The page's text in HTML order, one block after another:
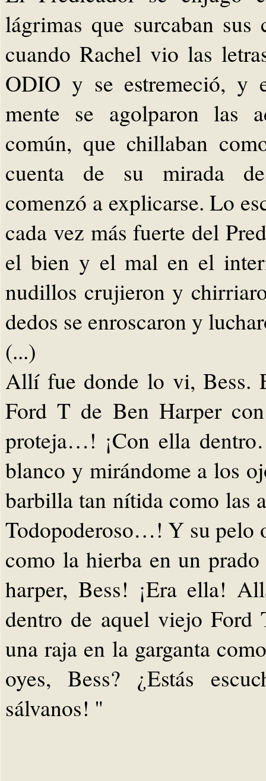
lágrimas que surcaban
cuando Rachel vio las
ODIO y se estremeció, y
mente se agolparon las
común, que chillaban
cuenta de su mirada
comenzó a explicarse. Lo
cada vez más fuerte del
el bien y el mal en el
nudillos crujieron y
dedos se enroscaron y
(...)
Allí fue donde lo vi, Bess.
Ford T de Ben Harper
proteja…! ¡Con ella
blanco y mirándome a los
barbilla tan nítida como las
Todopoderoso…! Y su pelo
como la hierba en un
harper, Bess! ¡Era ella!
dentro de aquel viejo
una raja en la garganta
oyes, Bess? ¿Estás
sálvanos! "